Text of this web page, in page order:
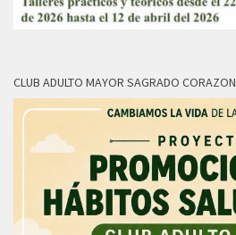
CLUB ADULTO MAYOR SAGRADO CORAZON